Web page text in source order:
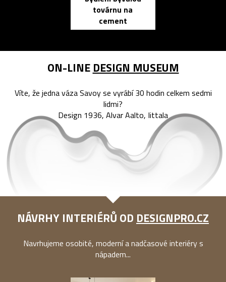
továrnu na
cement
ON-LINE DESIGN MUSEUM
Víte, že jedna váza Savoy se vyrábí 30 hodin celkem sedmi
lidmi?
Design 1936, Alvar Aalto, Iittala
NÁVRHY INTERIÉRŮ OD DESIGNPRO.CZ
Navrhujeme osobité, moderní a nadčasové interiéry s
nápadem...